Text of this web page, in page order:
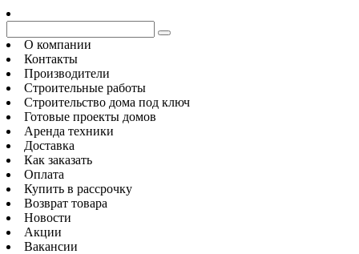
О компании
Контакты
Производители
Строительные работы
Строительство дома под ключ
Готовые проекты домов
Аренда техники
Доставка
Как заказать
Оплата
Купить в рассрочку
Возврат товара
Новости
Акции
Вакансии